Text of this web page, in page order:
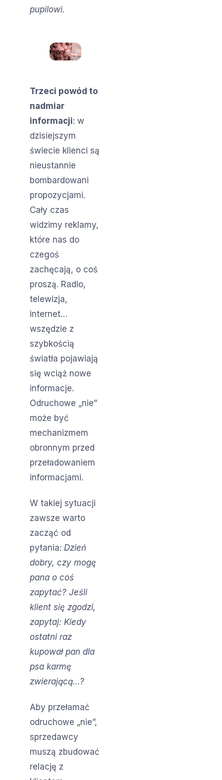
pupilowi.
Trzeci powód to
nadmiar
informacji: w
dzisiejszym
świecie klienci są
nieustannie
bombardowani
propozycjami.
Cały czas
widzimy reklamy,
które nas do
czegoś
zachęcają, o coś
proszą. Radio,
telewizja,
internet…
wszędzie z
szybkością
światła pojawiają
się wciąż nowe
informacje.
Odruchowe „nie”
może być
mechanizmem
obronnym przed
przeładowaniem
informacjami.
W takiej sytuacji
zawsze warto
zacząć od
pytania: Dzień
dobry, czy mogę
pana o coś
zapytać? Jeśli
klient się zgodzi,
zapytaj: Kiedy
ostatni raz
kupował pan dla
psa karmę
zwierającą…?
Aby przełamać
odruchowe „nie”,
sprzedawcy
muszą zbudować
relację z